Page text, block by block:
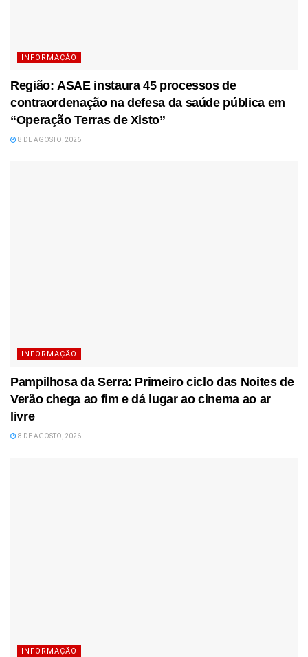
INFORMAÇÃO
Região: ASAE instaura 45 processos de
contraordenação na defesa da saúde pública em
“Operação Terras de Xisto”
8 DE AGOSTO, 2026
INFORMAÇÃO
Pampilhosa da Serra: Primeiro ciclo das Noites de
Verão chega ao fim e dá lugar ao cinema ao ar
livre
8 DE AGOSTO, 2026
INFORMAÇÃO